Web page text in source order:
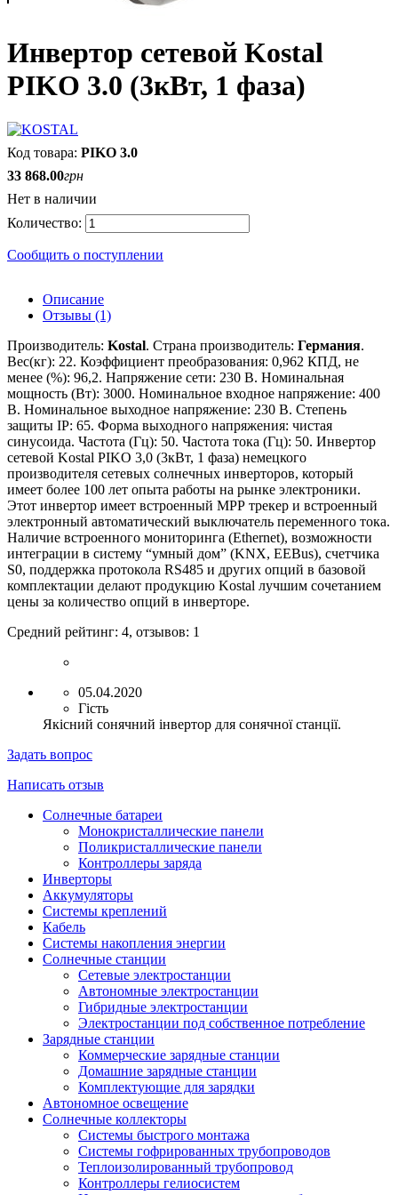
Инвертор сетевой Kostal
PIKO 3.0 (3кВт, 1 фаза)
PIKO 3.0
33 868.00грн
Нет в наличии
Сообщить о поступлении
Описание
Отзывы (1)
Производитель: Kostal. Страна производитель: Германия.
Вес(кг): 22. Коэффициент преобразования: 0,962 КПД, не
менее (%): 96,2. Напряжение сети: 230 В. Номинальная
мощность (Вт): 3000. Номинальное входное напряжение: 400
В. Номинальное выходное напряжение: 230 В. Степень
защиты IP: 65. Форма выходного напряжения: чистая
синусоида. Частота (Гц): 50. Частота тока (Гц): 50. Инвертор
сетевой Kostal PIKO 3,0 (3кВт, 1 фаза) немецкого
производителя сетевых солнечных инверторов, который
имеет более 100 лет опыта работы на рынке электроники.
Этот инвертор имеет встроенный МРР трекер и встроенный
электронный автоматический выключатель переменного тока.
Наличие встроенного мониторинга (Ethernet), возможности
интеграции в систему “умный дом” (KNX, EEBus), счетчика
S0, поддержка протокола RS485 и других опций в базовой
комплектации делают продукцию Kostal лучшим сочетанием
цены за количество опций в инверторе.
Средний рейтинг: 4, отзывов: 1
05.04.2020
Гість
Якісний сонячний інвертор для сонячної станції.
Задать вопрос
Написать отзыв
Солнечные батареи
Монокристаллические панели
Поликристаллические панели
Контроллеры заряда
Инверторы
Аккумуляторы
Системы креплений
Кабель
Системы накопления энергии
Солнечные станции
Сетевые электростанции
Автономные электростанции
Гибридные электростанции
Электростанции под собственное потребление
Зарядные станции
Коммерческие зарядные станции
Домашние зарядные станции
Комплектующие для зарядки
Автономное освещение
Солнечные коллекторы
Системы быстрого монтажа
Системы гофрированных трубопроводов
Теплоизолированный трубопровод
Контроллеры гелиосистем